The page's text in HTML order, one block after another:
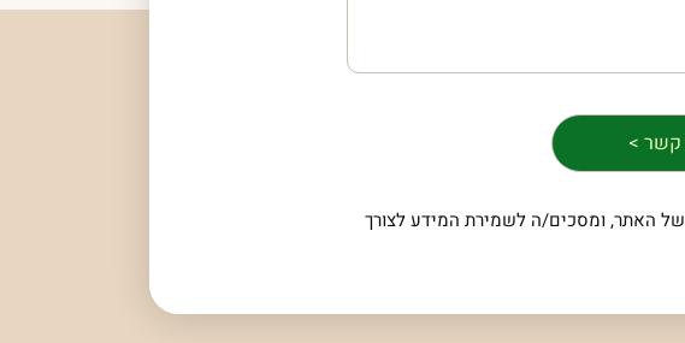
של האתר, ומסכים/ה לשמירת המידע לצורך